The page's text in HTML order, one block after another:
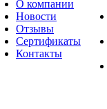
О компании
Новости
Отзывы
Сертификаты
Контакты